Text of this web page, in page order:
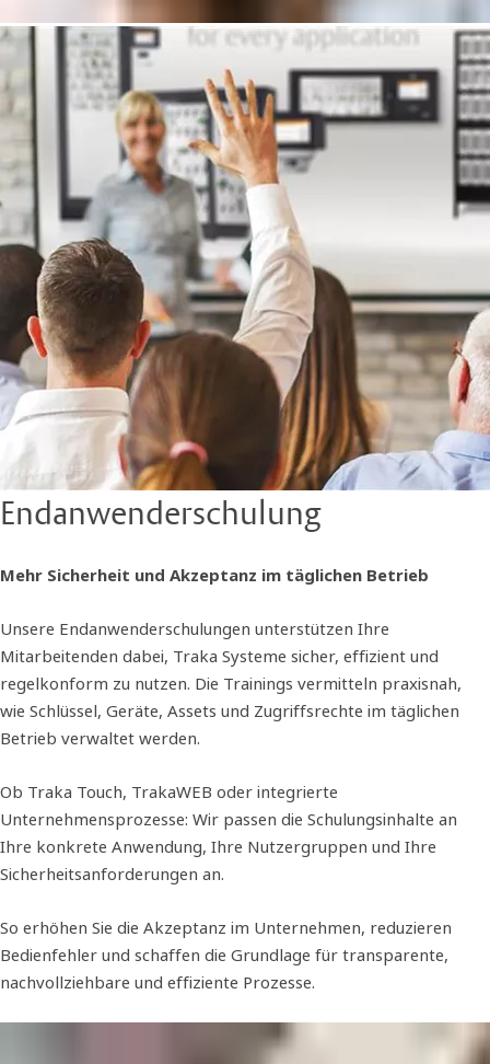
Endanwenderschulung
Mehr Sicherheit und Akzeptanz im täglichen Betrieb
Unsere Endanwenderschulungen unterstützen Ihre
Mitarbeitenden dabei, Traka Systeme sicher, effizient und
regelkonform zu nutzen. Die Trainings vermitteln praxisnah,
wie Schlüssel, Geräte, Assets und Zugriffsrechte im täglichen
Betrieb verwaltet werden.
Ob Traka Touch, TrakaWEB oder integrierte
Unternehmensprozesse: Wir passen die Schulungsinhalte an
Ihre konkrete Anwendung, Ihre Nutzergruppen und Ihre
Sicherheitsanforderungen an.
So erhöhen Sie die Akzeptanz im Unternehmen, reduzieren
Bedienfehler und schaffen die Grundlage für transparente,
nachvollziehbare und effiziente Prozesse.